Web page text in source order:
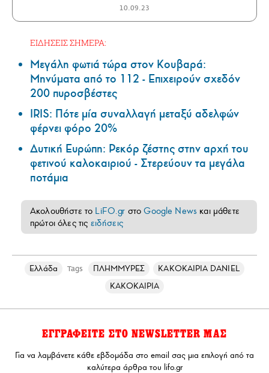
10.09.23
ΕΙΔΗΣΕΙΣ ΣΗΜΕΡΑ:
Μεγάλη φωτιά τώρα στον Κουβαρά:
Μηνύματα από το 112 - Επιχειρούν σχεδόν
200 πυροσβέστες
IRIS: Πότε μία συναλλαγή μεταξύ αδελφών
φέρνει φόρο 20%
Δυτική Ευρώπη: Ρεκόρ ζέστης στην αρχή του
φετινού καλοκαιριού - Στερεύουν τα μεγάλα
ποτάμια
Ακολουθήστε το LiFO.gr στοGoogle News και μάθετε
πρώτοι όλες τις ειδήσεις
Ελλάδα Tags ΠΛΗΜΜΥΡΕΣ
ΚΑΚΟΚΑΙΡΙΑ DANIEL
ΚΑΚΟΚΑΙΡΙΑ
ΕΓΓΡΑΦΕΙΤΕ ΣΤΟ NEWSLETTER ΜΑΣ
Για να λαμβάνετε κάθε εβδομάδα στο email σας μια επιλογή από τα
καλύτερα άρθρα του lifo.gr